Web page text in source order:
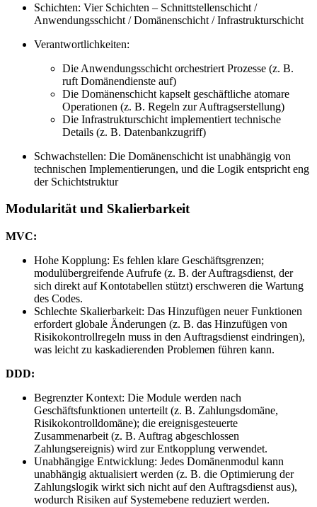
Schichten: Vier Schichten – Schnittstellenschicht /
Anwendungsschicht / Domänenschicht / Infrastrukturschicht
Verantwortlichkeiten:
Die Anwendungsschicht orchestriert Prozesse (z. B.
ruft Domänendienste auf)
Die Domänenschicht kapselt geschäftliche atomare
Operationen (z. B. Regeln zur Auftragserstellung)
Die Infrastrukturschicht implementiert technische
Details (z. B. Datenbankzugriff)
Schwachstellen: Die Domänenschicht ist unabhängig von
technischen Implementierungen, und die Logik entspricht eng
der Schichtstruktur
Modularität und Skalierbarkeit
MVC:
Hohe Kopplung: Es fehlen klare Geschäftsgrenzen;
modulübergreifende Aufrufe (z. B. der Auftragsdienst, der
sich direkt auf Kontotabellen stützt) erschweren die Wartung
des Codes.
Schlechte Skalierbarkeit: Das Hinzufügen neuer Funktionen
erfordert globale Änderungen (z. B. das Hinzufügen von
Risikokontrollregeln muss in den Auftragsdienst eindringen),
was leicht zu kaskadierenden Problemen führen kann.
DDD:
Begrenzter Kontext: Die Module werden nach
Geschäftsfunktionen unterteilt (z. B. Zahlungsdomäne,
Risikokontrolldomäne); die ereignisgesteuerte
Zusammenarbeit (z. B. Auftrag abgeschlossen
Zahlungsereignis) wird zur Entkopplung verwendet.
Unabhängige Entwicklung: Jedes Domänenmodul kann
unabhängig aktualisiert werden (z. B. die Optimierung der
Zahlungslogik wirkt sich nicht auf den Auftragsdienst aus),
wodurch Risiken auf Systemebene reduziert werden.